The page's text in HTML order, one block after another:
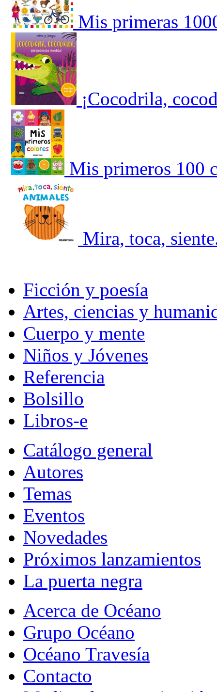
Mis primeras
¡Cocodrila,
Mis primeros 100
Mira, toca,
Ficción y poesía
Artes, ciencias y
Cuerpo y mente
Niños y Jóvenes
Referencia
Bolsillo
Libros-e
Catálogo general
Autores
Temas
Eventos
Novedades
Próximos lanzamientos
La puerta negra
Acerca de Océano
Grupo Océano
Océano Travesía
Contacto